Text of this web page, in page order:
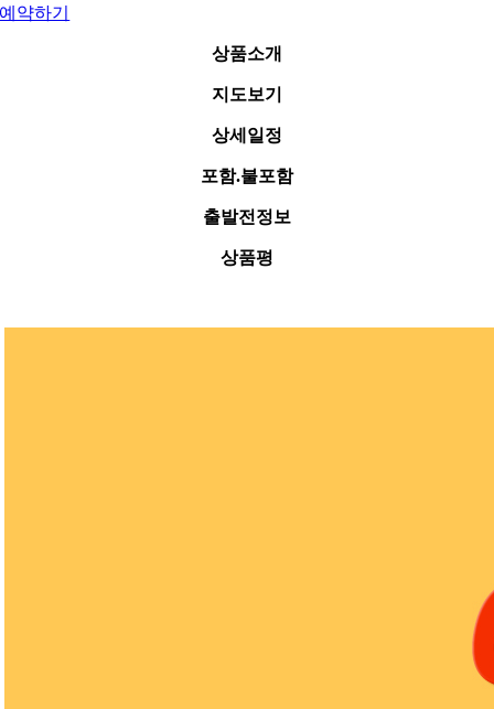
예약하기
상품소개
지도보기
상세일정
포함.불포함
출발전정보
상품평